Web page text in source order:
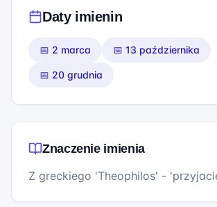
Daty imienin
📅 2 marca 📅 13 października
📅 20 grudnia
Znaczenie imienia
Z greckiego 'Theophilos' -